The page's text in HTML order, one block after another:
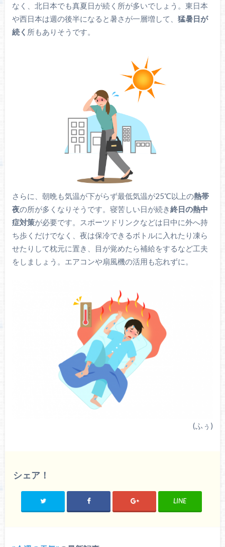
なく、北日本でも真夏日が続く所が多いでしょう。東日本
や西日本は週の後半になると暑さが一層増して、 猛暑日が
続く 所もありそうです。
さらに、朝晩も気温が下がらず最低気温が25℃以上の熱帯
夜の所が多くなりそうです。寝苦しい日が続き終日の熱中
症対策が必要です。スポーツドリンクなどは日中に外へ持
ち歩くだけでなく、夜は保冷できるボトルに入れたり凍ら
せたりして枕元に置き、目が覚めたら補給をするなど工夫
をしましょう。エアコンや扇風機の活用も忘れずに。
(ふぅ)
シェア！
LINE